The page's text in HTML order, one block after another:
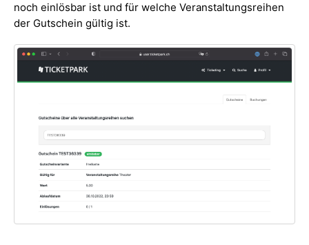
noch einlösbar ist und für welche Veranstaltungsreihen
der Gutschein gültig ist.